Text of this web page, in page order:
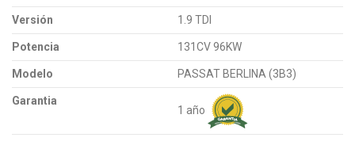
Versión 1.9 TDI
Potencia 131CV 96KW
Modelo PASSAT BERLINA (3B3)
Garantia
1 año